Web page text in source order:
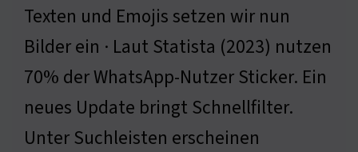
Texten und Emojis setzen wir nun
Bilder ein · Laut Statista (2023) nutzen
70% der WhatsApp-Nutzer Sticker. Ein
neues Update bringt Schnellfilter.
Unter Suchleisten erscheinen